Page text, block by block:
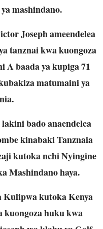
mashindano.
Joseph ameendelea
tanznai kwa kuongoza
A baada ya kupiga 71
matumaini ya
bado anaendelea
kinabaki Tanznaia
kutoka nchi Nyingine
Mashindano haya.
Kulipwa kutoka Kenya
kuongoza huku kwa